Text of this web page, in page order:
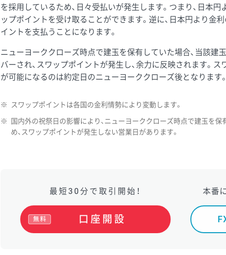
を採用しているため、日々受払いが発生します。つまり、日本
ップポイントを受け取ることができます。逆に、日本円より金
イントを支払うことになります。
ニューヨーククローズ時点で建玉を保有していた場合、当該建
バーされ、スワップポイントが発生し、余力に反映されます。
が可能になるのは約定日のニューヨーククローズ後となります
※ スワップポイントは各国の金利情勢により変動します。
※
国内外の祝祭日の影響により、ニューヨーククローズ時点で建玉を
め、スワップポイントが発生しない営業日があります。
最短30分で取引開始！
口座開設
無料
本番